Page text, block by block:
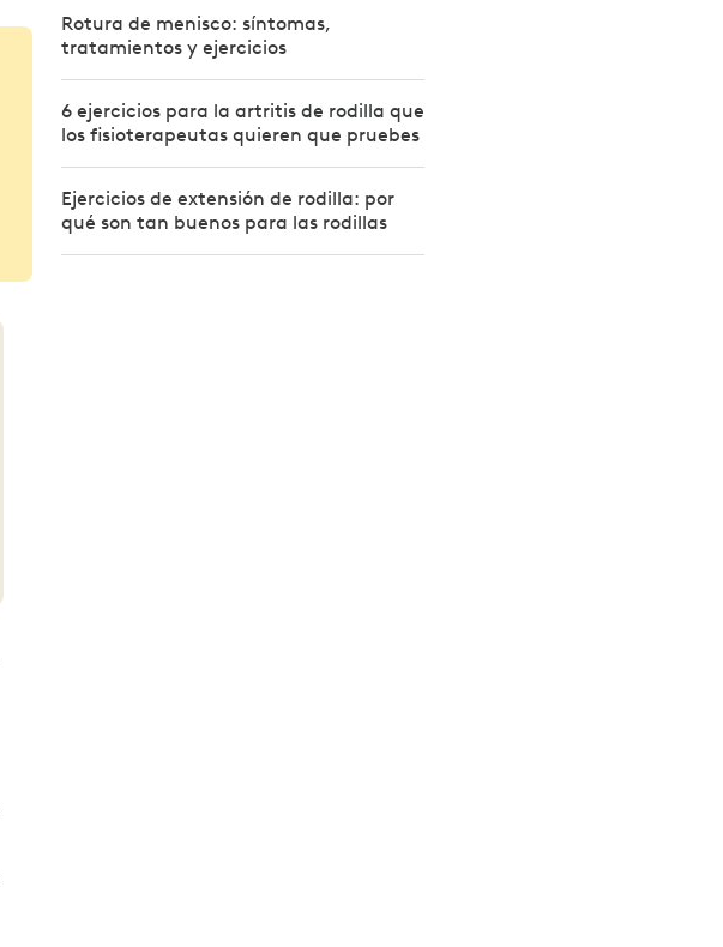
Rotura de menisco: síntomas,
tratamientos y ejercicios
6 ejercicios para la artritis de rodilla que
los fisioterapeutas quieren que pruebes
Ejercicios de extensión de rodilla: por
qué son tan buenos para las rodillas